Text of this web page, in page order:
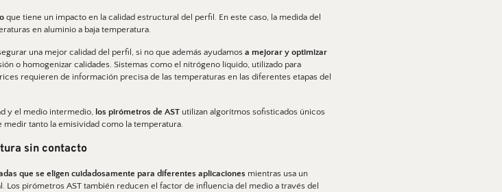
que tiene un impacto en la calidad estructural del perfil. En este caso, la medida del
en aluminio a baja temperatura.
una mejor calidad del perfil, si no que además ayudamos a mejorar y optimizar
o homogenizar calidades. Sistemas como el nitrógeno líquido, utilizado para
requieren de información precisa de las temperaturas en las diferentes etapas del
y el medio intermedio, los pirómetros de AST utilizan algoritmos sofisticados únicos
tanto la emisividad como la temperatura.
sin contacto
que se eligen cuidadosamente para diferentes aplicaciones mientras usa un
pirómetros AST también reducen el factor de influencia del medio a través del